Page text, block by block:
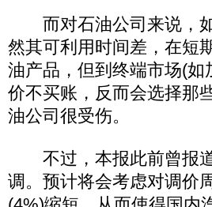
而对石油公司来说，如
然其可利用时间差，在短
油产品，但到终端市场(
价不买账，反而会选择那
油公司很受伤。
不过，本报此前曾报道
调。预计将会考虑对调价